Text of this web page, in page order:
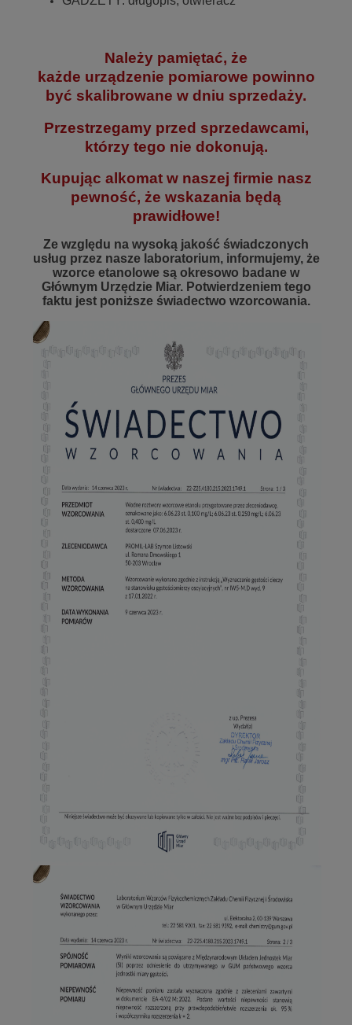
Należy pamiętać, że
każde urządzenie pomiarowe powinno
być skalibrowane w dniu sprzedaży.
Przestrzegamy przed sprzedawcami,
którzy tego nie dokonują.
Kupując alkomat w naszej firmie nasz
pewność, że wskazania będą
prawidłowe!
Ze względu na wysoką jakość świadczonych
usług przez nasze laboratorium, informujemy, że
wzorce etanolowe są okresowo badane w
Głównym Urzędzie Miar. Potwierdzeniem tego
faktu jest poniższe świadectwo wzorcowania.